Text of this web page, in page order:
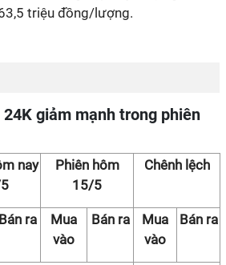
triệu đồng/lượng.
giảm mạnh trong phiên
nay
Phiên hôm
15/5
Chênh lệch
Bán ra
Mua
vào
Bán ra
Mua
vào
Bán ra